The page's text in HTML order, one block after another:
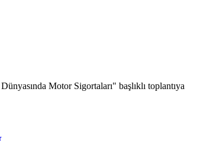
Motor Sigortaları" başlıklı toplantıya